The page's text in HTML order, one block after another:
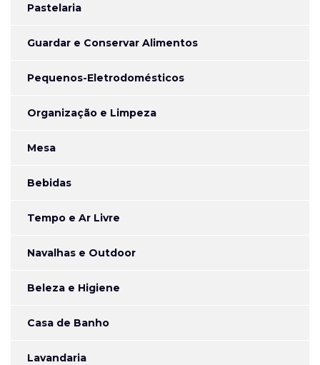
Pastelaria
Guardar e Conservar Alimentos
Pequenos-Eletrodomésticos
Organização e Limpeza
Mesa
Bebidas
Tempo e Ar Livre
Navalhas e Outdoor
Beleza e Higiene
Casa de Banho
Lavandaria